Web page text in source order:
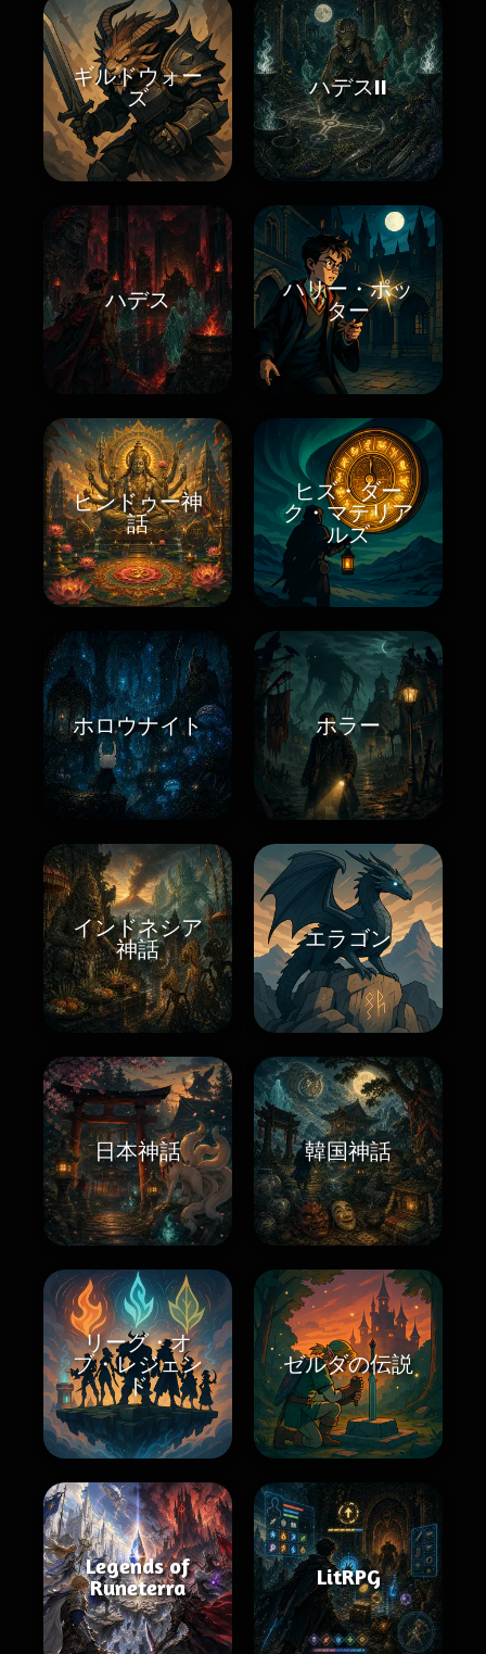
ギルドウォー
ズ
ハデスII
ハデス
ハリー・ポッ
ター
ヒンドゥー神
話
ヒズ・ダー
ク・マテリア
ルズ
ホロウナイト ホラー
インドネシア
神話
エラゴン
日本神話 韓国神話
リーグ・オ
ブ・レジェン
ド
ゼルダの伝説
Legends of
Runeterra
LitRPG